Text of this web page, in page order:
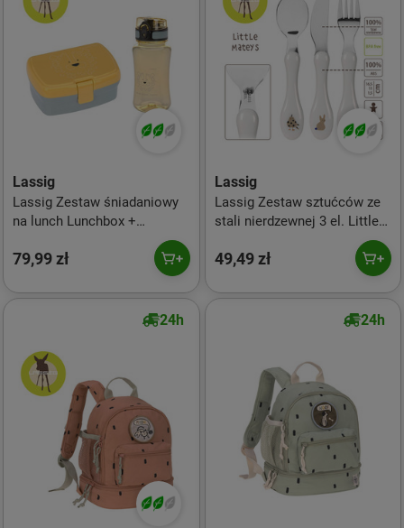
Lassig
Lassig Zestaw śniadaniowy
na lunch Lunchbox +
Tritanowa butelka - bidon 460
ml About Friends Lew
79,99 zł
Lassig
Lassig Zestaw sztućców ze
stali nierdzewnej 3 el. Little
49,49 zł
24h 24h